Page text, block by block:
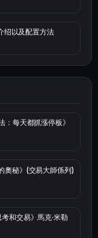
绍以及配置方法
：每天都抓漲停板》
奧秘》(交易大師係列)
和交易》馬克·米勒